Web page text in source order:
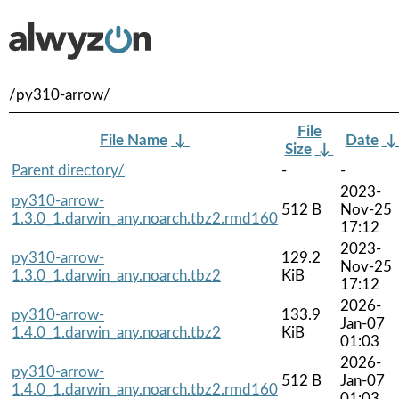
/py310-arrow/
File Name ↓
File
Size ↓
Date
Parent directory/
-
-
py310-arrow-
1.3.0_1.darwin_any.noarch.tbz2.rmd160
512 B
2023-
Nov-25
17:12
py310-arrow-
1.3.0_1.darwin_any.noarch.tbz2
129.2
KiB
2023-
Nov-25
17:12
py310-arrow-
1.4.0_1.darwin_any.noarch.tbz2
133.9
KiB
2026-
Jan-07
01:03
py310-arrow-
1.4.0_1.darwin_any.noarch.tbz2.rmd160
512 B
2026-
Jan-07